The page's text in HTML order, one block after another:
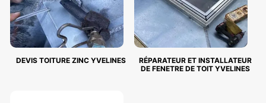
DEVIS TOITURE ZINC YVELINES
RÉPARATEUR ET INSTALLATEUR
DE FENETRE DE TOIT YVELINES